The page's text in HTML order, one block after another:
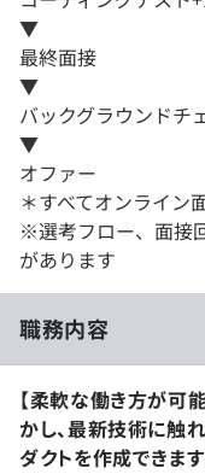
▼
最終面接
▼
バックグラウンドチ
▼
オファー
＊すべてオンライン
※選考フロー、面接
があります
職務内容
【柔軟な働き方が可
かし、最新技術に触
ダクトを作成できます